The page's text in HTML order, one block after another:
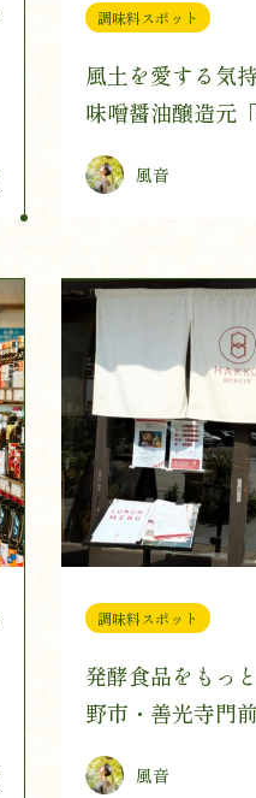
調味料スポット
風土を愛する気
味噌醤油醸造元
風音
調味料スポット
発酵食品をもっ
野市・善光寺門
NZEN」
風音